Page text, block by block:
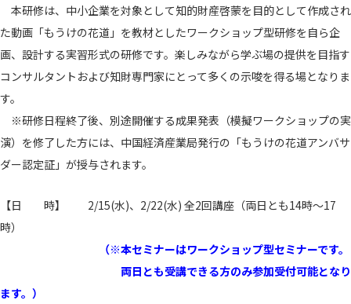
本研修は、中小企業を対象として知的財産啓蒙を目的として作成され
た動画「もうけの花道」を教材としたワークショップ型研修を自ら企
画、設計する実習形式の研修です。楽しみながら学ぶ場の提供を目指す
コンサルタントおよび知財専門家にとって多くの示唆を得る場となりま
す。
※研修日程終了後、別途開催する成果発表（模擬ワークショップの実
演）を修了した方には、中国経済産業局発行の「もうけの花道アンバサ
ダー認定証」が授与されます。
【日 時】 2/15(水)、2/22(水) 全2回講座（両日とも14時～17
時）
（※本セミナーはワークショップ型セミナーです。
両日とも受講できる方のみ参加受付可能となり
ます。）